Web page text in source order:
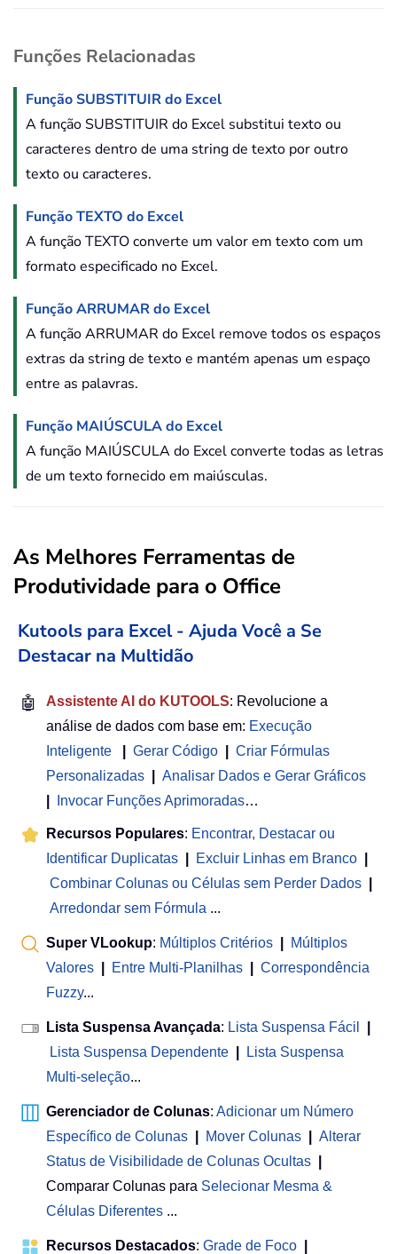
Funções Relacionadas
Função SUBSTITUIR do Excel
A função SUBSTITUIR do Excel substitui texto ou
caracteres dentro de uma string de texto por outro
texto ou caracteres.
Função TEXTO do Excel
A função TEXTO converte um valor em texto com um
formato especificado no Excel.
Função ARRUMAR do Excel
A função ARRUMAR do Excel remove todos os espaços
extras da string de texto e mantém apenas um espaço
entre as palavras.
Função MAIÚSCULA do Excel
A função MAIÚSCULA do Excel converte todas as letras
de um texto fornecido em maiúsculas.
As Melhores Ferramentas de
Produtividade para o Office
Kutools para Excel - Ajuda Você a Se
Destacar na Multidão
🤖 Assistente AI do KUTOOLS: Revolucione a
análise de dados com base em: Execução
Inteligente
Gerar Código
Criar Fórmulas
Personalizadas
Analisar Dados e Gerar Gráficos
Invocar Funções Aprimoradas…
Recursos Populares: Encontrar, Destacar ou
Identificar Duplicatas
Excluir Linhas em Branco
Combinar Colunas ou Células sem Perder Dados
Arredondar sem Fórmula ...
Super VLookup: Múltiplos Critérios
Múltiplos
Valores
Entre Multi-Planilhas
Correspondência
Fuzzy...
Lista Suspensa Avançada: Lista Suspensa Fácil
Lista Suspensa Dependente
Lista Suspensa
Multi-seleção...
Gerenciador de Colunas: Adicionar um Número
Específico de Colunas
Mover Colunas
Alterar
Status de Visibilidade de Colunas Ocultas
Comparar Colunas para Selecionar Mesma &
Células Diferentes ...
Recursos Destacados: Grade de Foco